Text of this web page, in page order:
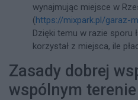
wynajmując miejsce w
(https://mixpark.pl/garaz-
Dzięki temu w razie sporu
korzystał z miejsca, ile
Zasady dobrej
wspólnym terenie